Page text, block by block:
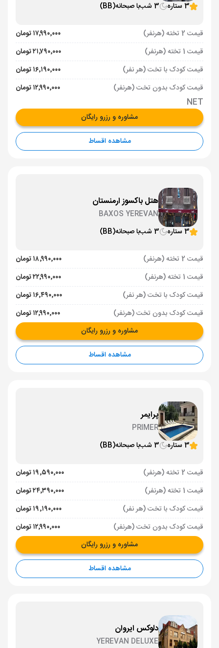
3 ستاره
3 شب با صبحانه(BB)
قیمت 2 تخته (هرنفر)
۱۷٬۹۹۰٬۰۰۰ تومان
قیمت 1 تخته (هرنفر)
۲۱٬۷۹۰٬۰۰۰ تومان
قیمت کودک با تخت (هر نفر)
۱۶٬۱۹۰٬۰۰۰ تومان
قیمت کودک بدون تخت (هرنفر)
۱۲٬۹۹۰٬۰۰۰ تومان
NET
مشاوره و رزرو رایگان
مشاهده اقساط
هتل باکسوز ارمنستان
BAXOS YEREVAN
3 ستاره
3 شب با صبحانه(BB)
قیمت 2 تخته (هرنفر)
۱۸٬۹۹۰٬۰۰۰ تومان
قیمت 1 تخته (هرنفر)
۲۲٬۹۹۰٬۰۰۰ تومان
قیمت کودک با تخت (هر نفر)
۱۶٬۴۹۰٬۰۰۰ تومان
قیمت کودک بدون تخت (هرنفر)
۱۲٬۹۹۰٬۰۰۰ تومان
مشاوره و رزرو رایگان
مشاهده اقساط
پرایمر
PRIMER
3 ستاره
3 شب با صبحانه(BB)
قیمت 2 تخته (هرنفر)
۱۹٬۵۹۰٬۰۰۰ تومان
قیمت 1 تخته (هرنفر)
۲۴٬۳۹۰٬۰۰۰ تومان
قیمت کودک با تخت (هر نفر)
۱۹٬۱۹۰٬۰۰۰ تومان
قیمت کودک بدون تخت (هرنفر)
۱۲٬۹۹۰٬۰۰۰ تومان
مشاوره و رزرو رایگان
مشاهده اقساط
دلوکس ایروان
YEREVAN DELUXE